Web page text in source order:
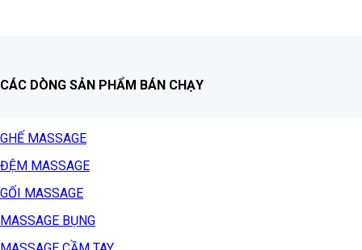
CÁC DÒNG SẢN PHẨM BÁN CHẠY
GHẾ MASSAGE
ĐỆM MASSAGE
GỐI MASSAGE
MASSAGE BỤNG